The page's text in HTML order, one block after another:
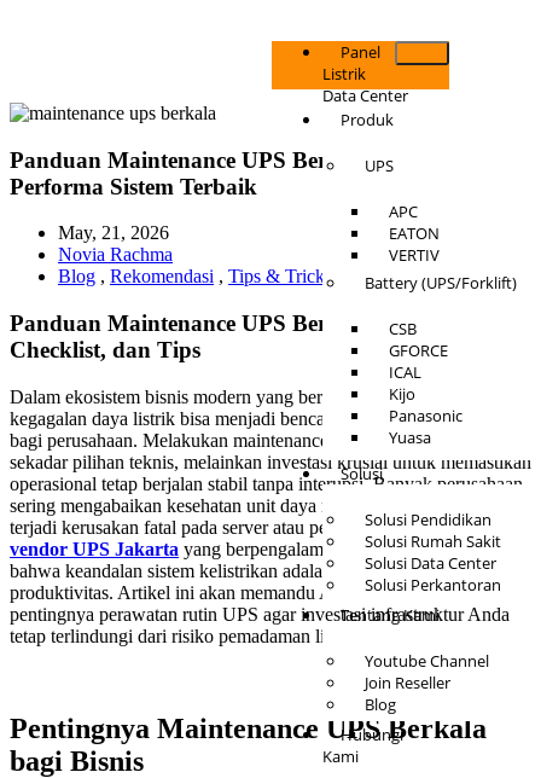
Panel
Listrik
Data Center
Produk
UPS
APC
EATON
VERTIV
Battery (UPS/Forklift)
CSB
GFORCE
ICAL
Kijo
Panasonic
Yuasa
Solusi
Solusi Pendidikan
Solusi Rumah Sakit
Solusi Data Center
Solusi Perkantoran
Tentang Kami
Youtube Channel
Join Reseller
Blog
Hubungi
Kami
Panduan Maintenance UPS Berkala untuk
Performa Sistem Terbaik
May, 21, 2026
Novia Rachma
Blog , Rekomendasi , Tips & Trick
Panduan Maintenance UPS Berkala: Jadwal,
Checklist, dan Tips
Dalam ekosistem bisnis modern yang bergantung pada data,
kegagalan daya listrik bisa menjadi bencana finansial yang nyata
bagi perusahaan. Melakukan maintenance UPS berkala bukan
sekadar pilihan teknis, melainkan investasi krusial untuk memastikan
operasional tetap berjalan stabil tanpa interupsi. Banyak perusahaan
sering mengabaikan kesehatan unit daya mereka hingga akhirnya
terjadi kerusakan fatal pada server atau perangkat sensitif. Sebagai
vendor UPS Jakarta yang berpengalaman, JPower memahami
bahwa keandalan sistem kelistrikan adalah fondasi utama
produktivitas. Artikel ini akan memandu Anda memahami
pentingnya perawatan rutin UPS agar investasi infrastruktur Anda
tetap terlindungi dari risiko pemadaman listrik yang tidak terduga.
Pentingnya Maintenance UPS Berkala
bagi Bisnis